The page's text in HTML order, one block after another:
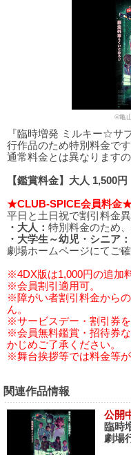
©亀
『臨時増発 ミルキー☆サ
行作品のため特別料金です
通常料金とは異なります
【鑑賞料金】大人 1,500円
★CLUB-SPICE会員料金
平日と土日祝で割引料金
・大人： 特別料金のため
・大学生～幼児・シニア：
劇場ホームページにてご確
※4DX版は1,000円の追加
※会員割引適用可。
※障がい者割引料金から
ん。
※サービスデー・割引券を
※会員無料鑑賞・招待券
かじめご了承ください。
※舞台挨拶等では料金等
関連作品情報
公開
臨時
劇場